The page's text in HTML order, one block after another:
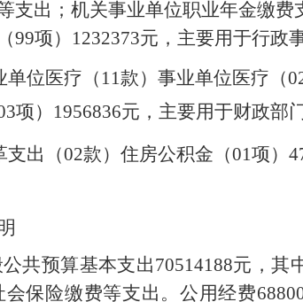
支出；机关事业单位职业年金缴费
99项） 1232373元，主要用于行政
单位医疗（ 11款）事业单位医疗（
项） 1956836元，主要用于财政部
支出（02款）住房公积金（01项）
共预算基本支出70514188元，其
保险缴费等支出。公用经费